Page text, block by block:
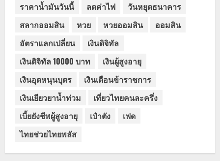
ราคาน้ำมันวันนี้
ลดค่าไฟ
วันหยุดธนาคาร
สลากออมสิน
หวย หวยออมสิน
ออมสิน
อัตราแลกเปลี่ยน
เงินดิจิทัล
เงินดิจิทัล 10000 บาท
เงินผู้สูงอายุ
เงินอุดหนุนบุตร
เงินเดือนข้าราชการ
เงินเยียวยาน้ำท่วม
เที่ยวไทยคนละครึ่ง
เบี้ยยังชีพผู้สูงอายุ
เป๋าตัง
เฟด
ไทยช่วยไทยพลัส